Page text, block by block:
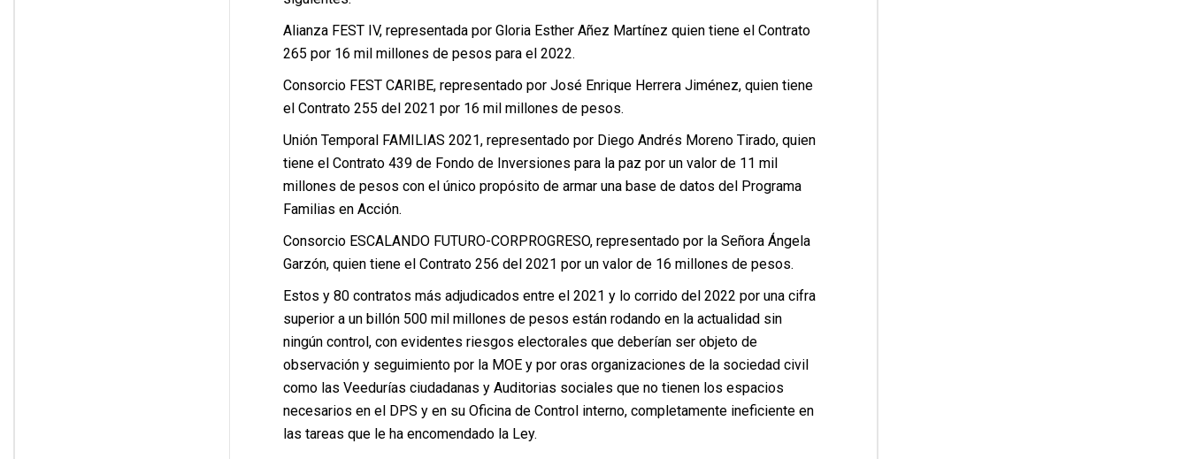
Alianza FEST IV, representada por Gloria Esther Añez Martínez quien tiene el Contrato
265 por 16 mil millones de pesos para el 2022.
Consorcio FEST CARIBE, representado por José Enrique Herrera Jiménez, quien tiene
el Contrato 255 del 2021 por 16 mil millones de pesos.
Unión Temporal FAMILIAS 2021, representado por Diego Andrés Moreno Tirado, quien
tiene el Contrato 439 de Fondo de Inversiones para la paz por un valor de 11 mil
millones de pesos con el único propósito de armar una base de datos del Programa
Familias en Acción.
Consorcio ESCALANDO FUTURO-CORPROGRESO, representado por la Señora Ángela
Garzón, quien tiene el Contrato 256 del 2021 por un valor de 16 millones de pesos.
Estos y 80 contratos más adjudicados entre el 2021 y lo corrido del 2022 por una cifra
superior a un billón 500 mil millones de pesos están rodando en la actualidad sin
ningún control, con evidentes riesgos electorales que deberían ser objeto de
observación y seguimiento por la MOE y por oras organizaciones de la sociedad civil
como las Veedurías ciudadanas y Auditorias sociales que no tienen los espacios
necesarios en el DPS y en su Oficina de Control interno, completamente ineficiente en
las tareas que le ha encomendado la Ley.